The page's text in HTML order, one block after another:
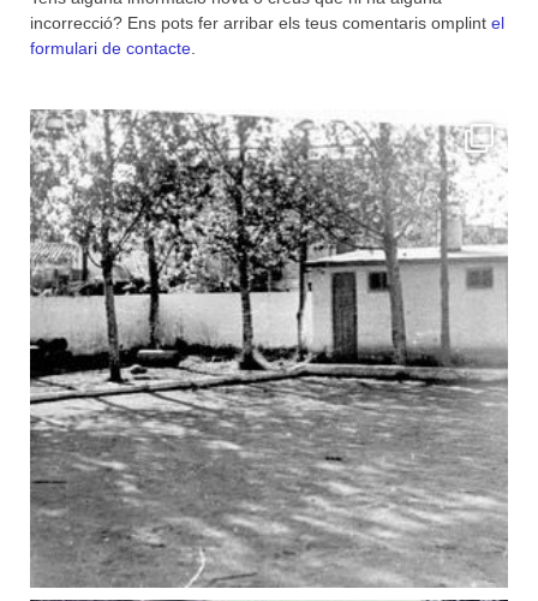
incorrecció? Ens pots fer arribar els teus comentaris omplint el
formulari de contacte